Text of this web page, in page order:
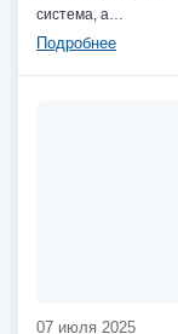
система, а…
Подробнее
07 июля 2025